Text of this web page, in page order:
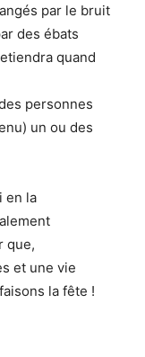
par le bruit
des ébats
quand
personnes
un ou des
en la
que,
et une vie
la fête !